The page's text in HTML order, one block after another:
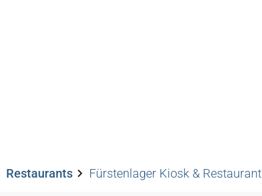
Restaurants Fürstenlager Kiosk & Restaurant